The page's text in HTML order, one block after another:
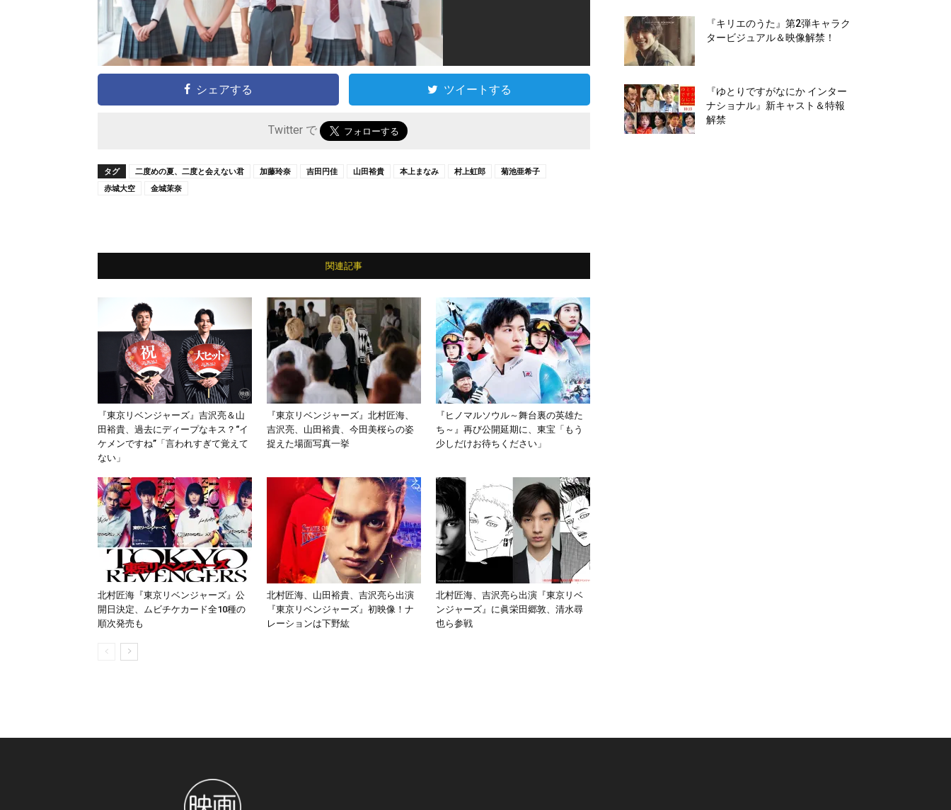
シェアする ツイートする
Twitter で
タグ 二度めの夏、二度と会えない君 加藤玲奈 吉田円佳 山田裕貴 本上まなみ 村上虹郎
菊池亜希子
赤城大空
金城茉奈
関連記事
『東京リベンジャーズ』吉沢亮＆山
田裕貴、過去にディープなキス？“イ
ケメンですね”「言われすぎて覚えて
ない」
『東京リベンジャーズ』北村匠海、
吉沢亮、山田裕貴、今田美桜らの姿
捉えた場面写真一挙
『ヒノマルソウル～舞台裏の英雄た
ち～』再び公開延期に、東宝「もう
少しだけお待ちください」
北村匠海『東京リベンジャーズ』公
開日決定、ムビチケカード全10種の
順次発売も
北村匠海、山田裕貴、吉沢亮ら出演
『東京リベンジャーズ』初映像！ナ
レーションは下野紘
北村匠海、吉沢亮ら出演『東京リベ
ンジャーズ』に眞栄田郷敦、清水尋
也ら参戦
『キリエのうた』第2弾キャラク
タービジュアル＆映像解禁！
『ゆとりですがなにか インター
ナショナル』新キャスト＆特報
解禁